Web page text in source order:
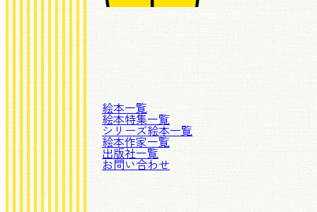
絵本一覧
絵本特集一覧
シリーズ絵本一覧
絵本作家一覧
出版社一覧
お問い合わせ